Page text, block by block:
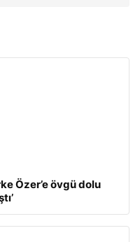
Özer’e övgü dolu